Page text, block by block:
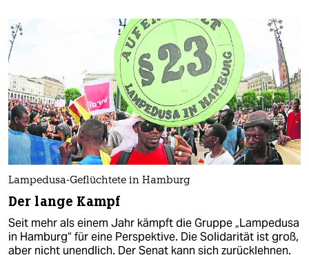
Lampedusa-Geflüchtete in Hamburg
Der lange Kampf
Seit mehr als einem Jahr kämpft die Gruppe „Lampedusa
in Hamburg“ für eine Perspektive. Die Solidarität ist groß,
aber nicht unendlich. Der Senat kann sich zurücklehnen.